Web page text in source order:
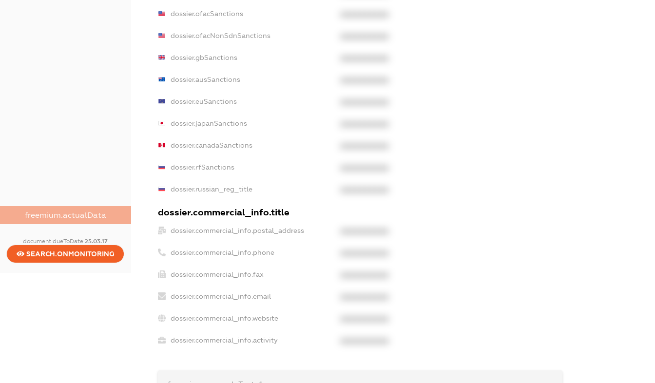
freemium.actualData
document.dueToDate25.03.17
SEARCH.ONMONITORING
dossier.ofacSanctions
dossier.ofacNonSdnSanctions
dossier.gbSanctions
dossier.ausSanctions
dossier.euSanctions
dossier.japanSanctions
dossier.canadaSanctions
dossier.rfSanctions
dossier.russian_reg_title
dossier.commercial_info.title
dossier.commercial_info.postal_address
dossier.commercial_info.phone
dossier.commercial_info.fax
dossier.commercial_info.email
dossier.commercial_info.website
dossier.commercial_info.activity